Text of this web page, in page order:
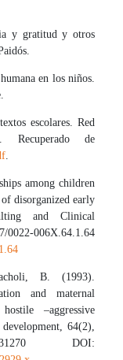
y gratitud y otros
en los niños.
escolares. Red
Recuperado de
.
among children
disorganized early
and Clinical
006X.64.1.64
B. (1993).
and maternal
–aggressive
64(2),
DOI: